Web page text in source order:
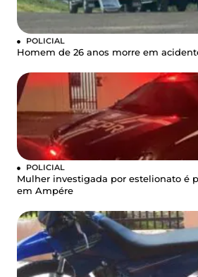
POLICIAL
Homem de 26 anos morre em
POLICIAL
Mulher investigada por estelionato é
em Ampére